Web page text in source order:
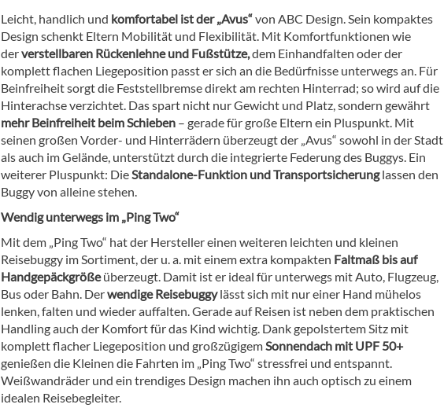
Leicht, handlich und komfortabel ist der „Avus“von ABC Design. Sein kompaktes
Design schenkt Eltern Mobilität und Flexibilität. Mit Komfortfunktionen wie
derverstellbaren Rückenlehne und Fußstütze,dem Einhandfalten oder der
komplett flachen Liegeposition passt er sich an die Bedürfnisse unterwegs an. Für
Beinfreiheit sorgt die Feststellbremse direkt am rechten Hinterrad; so wird auf die
Hinterachse verzichtet. Das spart nicht nur Gewicht und Platz, sondern gewährt
mehr Beinfreiheit beim Schieben – gerade für große Eltern ein Pluspunkt. Mit
seinen großen Vorder- und Hinterrädern überzeugt der „Avus“ sowohl in der Stadt
als auch im Gelände, unterstützt durch die integrierte Federung des Buggys. Ein
weiterer Pluspunkt: DieStandalone-Funktion und Transportsicherunglassen den
Buggy von alleine stehen.
Wendig unterwegs im „Ping Two“
Mit dem „Ping Two“ hat der Hersteller einen weiteren leichten und kleinen
Reisebuggy im Sortiment, der u. a. mit einem extra kompakten Faltmaß bis auf
Handgepäckgrößeüberzeugt. Damit ist er ideal für unterwegs mit Auto, Flugzeug,
Bus oder Bahn. Derwendige Reisebuggylässt sich mit nur einer Hand mühelos
lenken, falten und wieder auffalten. Gerade auf Reisen ist neben dem praktischen
Handling auch der Komfort für das Kind wichtig. Dank gepolstertem Sitz mit
komplett flacher Liegeposition und großzügigemSonnendach mit UPF 50+
genießen die Kleinen die Fahrten im „Ping Two“ stressfrei und entspannt.
Weißwandräder und ein trendiges Design machen ihn auch optisch zu einem
idealen Reisebegleiter.